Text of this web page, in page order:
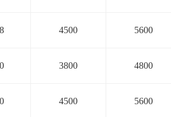
4500 5600
3800 4800
4500 5600